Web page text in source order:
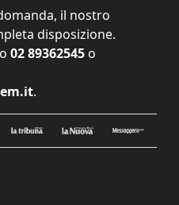
il nostro
disposizione.
02 89362545 o
.